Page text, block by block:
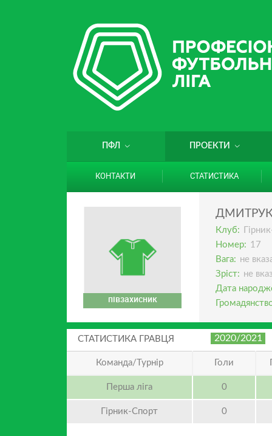
ПФЛ ПРОЕКТИ
КОНТАКТИ СТАТИСТИКА
півзахисник
Клуб:
Номер: 17
Вага: не
Зріст: не
Дата
СТАТИСТИКА ГРАВЦЯ 2020/2021
Команда/Турнір Голи
Перша ліга 0
Гірник-Cпорт 0